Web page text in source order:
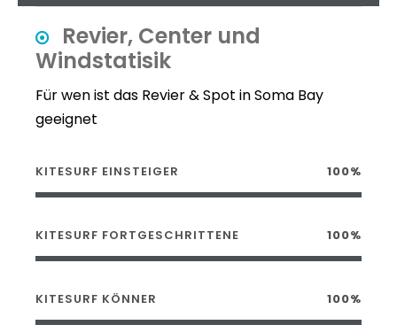
Revier, Center und
Windstatisik
Für wen ist das Revier & Spot in Soma Bay
geeignet
KITESURF EINSTEIGER 100%
KITESURF FORTGESCHRITTENE 100%
KITESURF KÖNNER 100%